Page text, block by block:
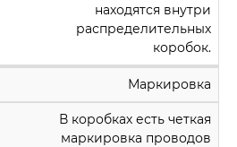
находятся внутри
распределительных
коробок.
Маркировка
В коробках есть четкая
маркировка проводов